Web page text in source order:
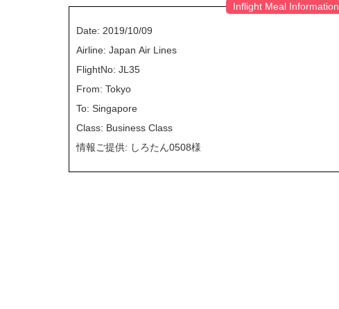
Inflight Meal Information
Date: 2019/10/09
Airline: Japan Air Lines
FlightNo: JL35
From: Tokyo
To: Singapore
Class: Business Class
情報ご提供: しろたん0508様